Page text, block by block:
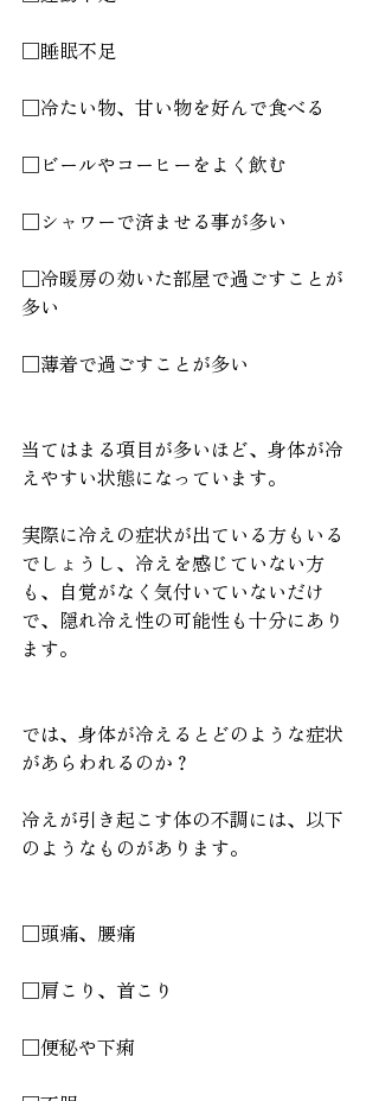
□睡眠不足
□冷たい物、甘い物を好んで食べる
□ビールやコーヒーをよく飲む
□シャワーで済ませる事が多い
□冷暖房の効いた部屋で過ごすことが
多い
□薄着で過ごすことが多い
当てはまる項目が多いほど、身体が冷
えやすい状態になっています。
実際に冷えの症状が出ている方もいる
でしょうし、冷えを感じていない方
も、自覚がなく気付いていないだけ
で、隠れ冷え性の可能性も十分にあり
ます。
では、身体が冷えるとどのような症状
があらわれるのか？
冷えが引き起こす体の不調には、以下
のようなものがあります。
□頭痛、腰痛
□肩こり、首こり
□便秘や下痢